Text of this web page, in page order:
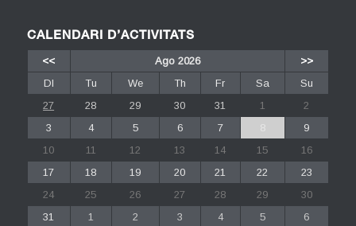
CALENDARI D’ACTIVITATS
<< Ago 2026
>>
Dl
Tu We Th Fr Sa
Su
27
28 29 30 31 1
2
3
4 5 6 7 8
9
10
11 12 13 14 15
16
17
18 19 20 21 22
23
24
25 26 27 28 29
30
31
1 2 3 4 5 6